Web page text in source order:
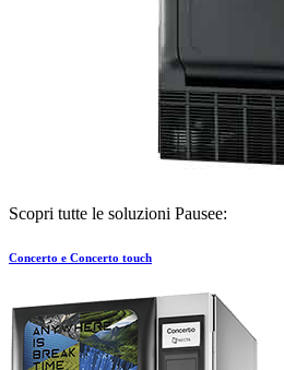
Scopri tutte le soluzioni Pausee:
Concerto e Concerto touch